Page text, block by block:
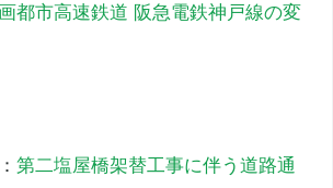
都市高速鉄道 阪急電鉄神戸線の変
第二塩屋橋架替工事に伴う道路通